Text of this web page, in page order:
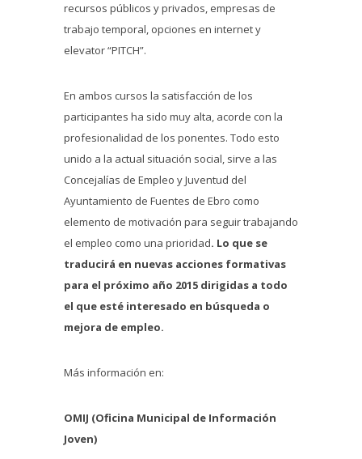
recursos públicos y privados, empresas de
trabajo temporal, opciones en internet y
elevator “PITCH”.
En ambos cursos la satisfacción de los
participantes ha sido muy alta, acorde con la
profesionalidad de los ponentes. Todo esto
unido a la actual situación social, sirve a las
Concejalías de Empleo y Juventud del
Ayuntamiento de Fuentes de Ebro como
elemento de motivación para seguir trabajando
el empleo como una prioridad. Lo que se
traducirá en nuevas acciones formativas
para el próximo año 2015 dirigidas a todo
el que esté interesado en búsqueda o
mejora de empleo.
Más información en:
OMIJ (Oficina Municipal de Información
Joven)